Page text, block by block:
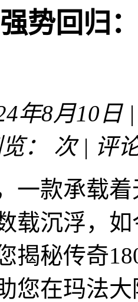
势回归
年8月10日
：
次 | 评
一款承载
载沉浮，
揭秘传奇
您在玛法